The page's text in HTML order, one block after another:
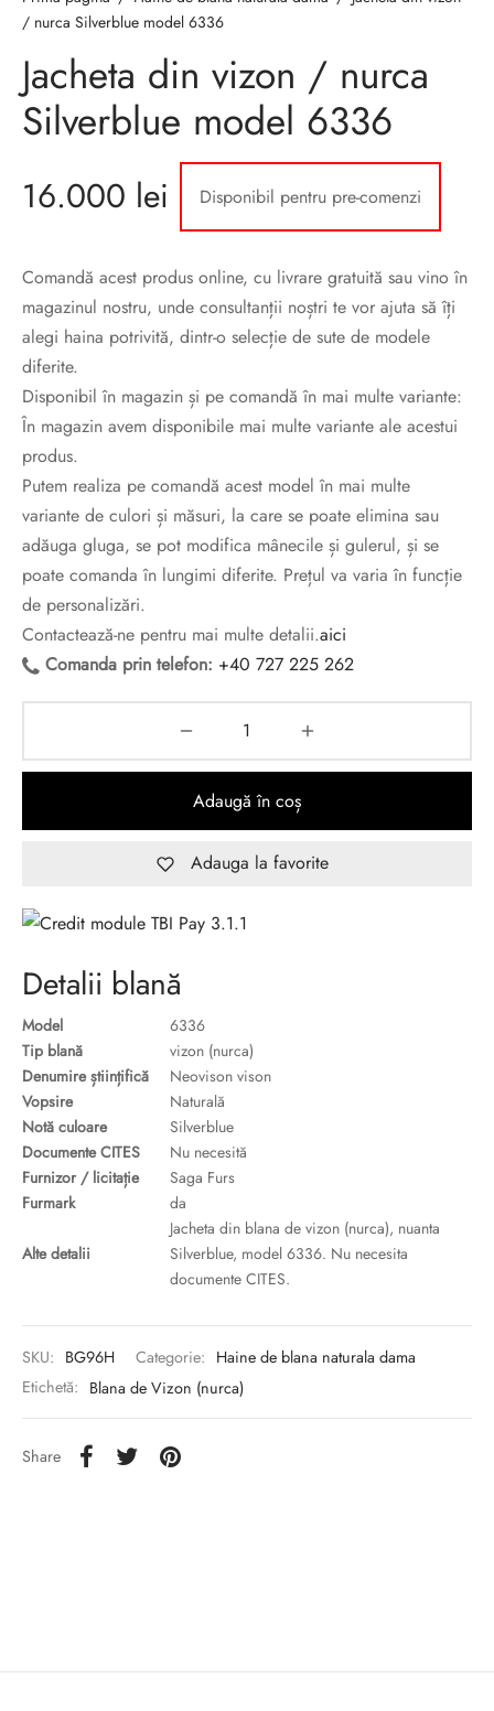
/ nurca Silverblue model 6336
Jacheta din vizon / nurca
Silverblue model 6336
16.000 lei Disponibil pentru pre-comenzi
Comandă acest produs online, cu livrare gratuită sau vino în
magazinul nostru, unde consultanții noștri te vor ajuta să îți
alegi haina potrivită, dintr-o selecție de sute de modele
diferite.
Disponibil în magazin și pe comandă în mai multe variante:
În magazin avem disponibile mai multe variante ale acestui
produs.
Putem realiza pe comandă acest model în mai multe
variante de culori și măsuri, la care se poate elimina sau
adăuga gluga, se pot modifica mânecile și gulerul, și se
poate comanda în lungimi diferite. Prețul va varia în funcție
de personalizări.
Contactează-ne pentru mai multe detalii.aici
Comanda prin telefon: +40 727 225 262
Adaugă în coș
Adauga la favorite
Detalii blană
Model
6336
Tip blană
vizon (nurca)
Denumire științifică
Neovison vison
Vopsire
Naturală
Notă culoare
Silverblue
Documente CITES
Nu necesită
Furnizor / licitație
Saga Furs
Furmark
da
Alte detalii
Jacheta din blana de vizon (nurca), nuanta
Silverblue, model 6336. Nu necesita
documente CITES.
SKU: BG96H Categorie: Haine de blana naturala dama
Etichetă: Blana de Vizon (nurca)
Share
de blana
blanuri (Fur SPA)